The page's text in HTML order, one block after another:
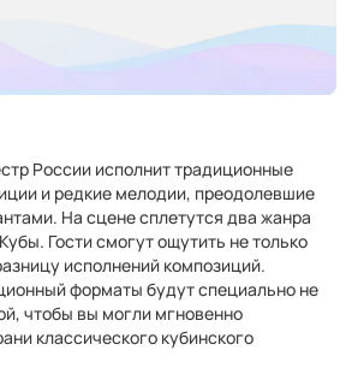
России исполнит традиционные
и редкие мелодии, преодолевшие
На сцене сплетутся два жанра
Гости смогут ощутить не только
исполнений композиций.
форматы будут специально не
чтобы вы могли мгновенно
классического кубинского